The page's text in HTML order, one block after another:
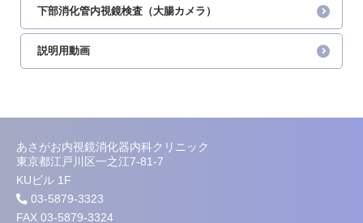
下部消化管内視鏡検査（大腸カメラ）
説明用動画
あさがお内視鏡消化器内科クリニック
東京都江戸川区一之江7-81-7
KUビル 1F
03-5879-3323
FAX 03-5879-3324